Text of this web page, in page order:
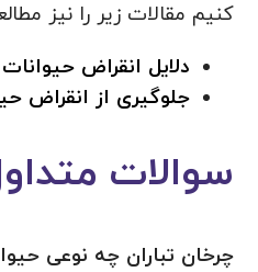
کنیم مقالات زیر را نیز
دلایل انقراض حیوانات
جلوگیری از انقراض
سوالات
چرخان تباران چه نوعی